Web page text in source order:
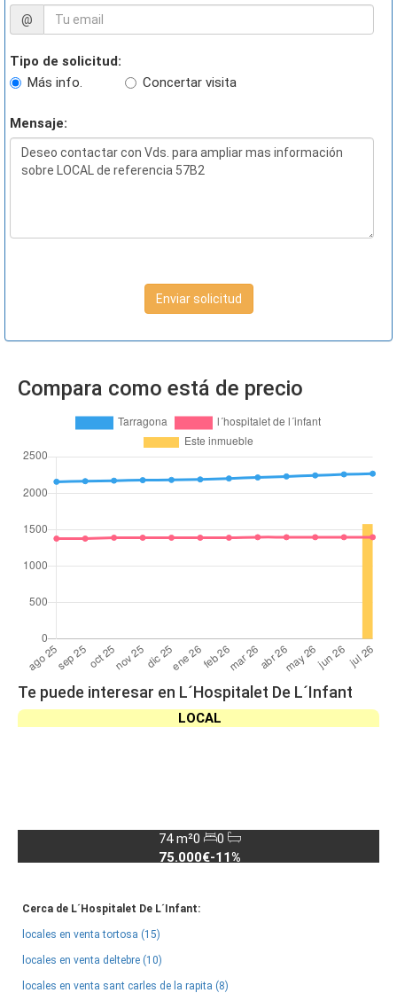
@
Tipo de solicitud:
Más info.
Concertar visita
Mensaje:
Enviar solicitud
Compara como está de precio
Te puede interesar en L´Hospitalet De L´Infant
LOCAL
74 m²0
0
75.000€-11%
Cerca de L´Hospitalet De L´Infant:
locales en venta tortosa (15)
locales en venta deltebre (10)
locales en venta sant carles de la rapita (8)